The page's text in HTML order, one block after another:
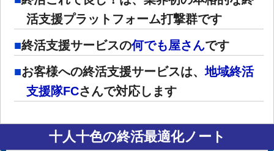
活支援プラットフォーム打撃群です
終活支援サービスの何でも屋さんです
お客様への終活支援サービスは、地域終活
支援隊FCさんで対応します
十人十色の終活最適化ノート